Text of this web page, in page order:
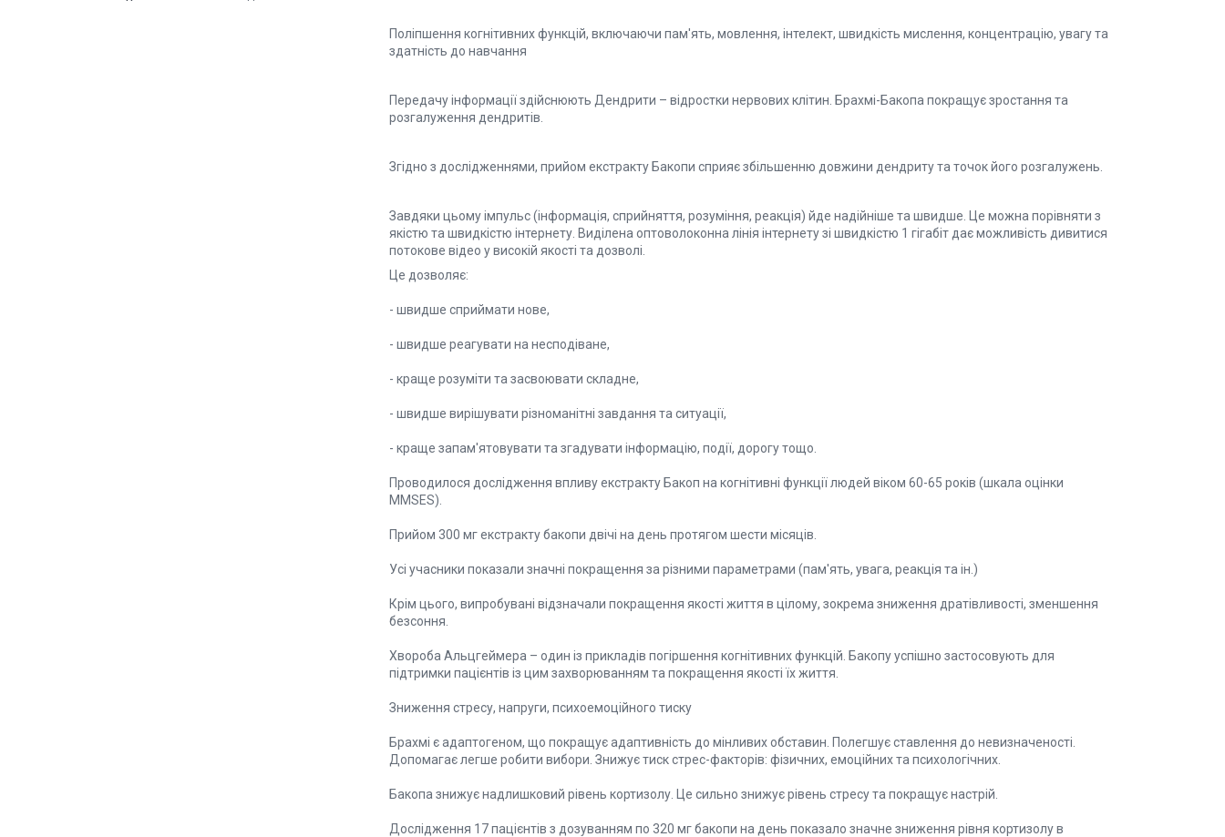
Поліпшення когнітивних функцій, включаючи пам'ять, мовлення, інтелект, швидкість мислення, концентрацію, увагу та
здатність до навчання
Передачу інформації здійснюють Дендрити – відростки нервових клітин. Брахмі-Бакопа покращує зростання та
розгалуження дендритів.
Згідно з дослідженнями, прийом екстракту Бакопи сприяє збільшенню довжини дендриту та точок його розгалужень.
Завдяки цьому імпульс (інформація, сприйняття, розуміння, реакція) йде надійніше та швидше. Це можна порівняти з
якістю та швидкістю інтернету. Виділена оптоволоконна лінія інтернету зі швидкістю 1 гігабіт дає можливість дивитися
потокове відео у високій якості та дозволі.
Це дозволяє:
- швидше сприймати нове,
- швидше реагувати на несподіване,
- краще розуміти та засвоювати складне,
- швидше вирішувати різноманітні завдання та ситуації,
- краще запам'ятовувати та згадувати інформацію, події, дорогу тощо.
Проводилося дослідження впливу екстракту Бакоп на когнітивні функції людей віком 60-65 років (шкала оцінки
MMSES).
Прийом 300 мг екстракту бакопи двічі на день протягом шести місяців.
Усі учасники показали значні покращення за різними параметрами (пам'ять, увага, реакція та ін.)
Крім цього, випробувані відзначали покращення якості життя в цілому, зокрема зниження дратівливості, зменшення
безсоння.
Хвороба Альцгеймера – один із прикладів погіршення когнітивних функцій. Бакопу успішно застосовують для
підтримки пацієнтів із цим захворюванням та покращення якості їх життя.
Зниження стресу, напруги, психоемоційного тиску
Брахмі є адаптогеном, що покращує адаптивність до мінливих обставин. Полегшує ставлення до невизначеності.
Допомагає легше робити вибори. Знижує тиск стрес-факторів: фізичних, емоційних та психологічних.
Бакопа знижує надлишковий рівень кортизолу. Це сильно знижує рівень стресу та покращує настрій.
Дослідження 17 пацієнтів з дозуванням по 320 мг бакопи на день показало значне зниження рівня кортизолу в